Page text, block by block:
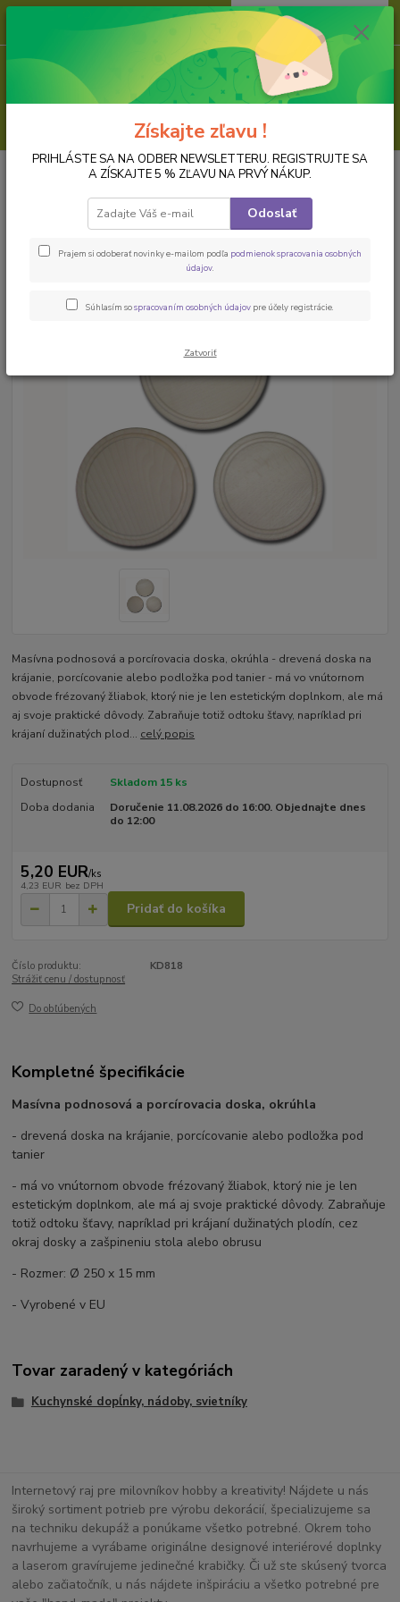
ks
za 0,00 EUR
PREDMETY K DOZDOBENIU Dreveny polotovar
Okrúhla drevená doska na
krájanie, 25 cm
Masívna podnosová a porcírovacia doska, okrúhla - drevená doska na
krájanie, porcícovanie alebo podložka pod tanier - má vo vnútornom
obvode frézovaný žliabok, ktorý nie je len estetickým doplnkom, ale má
aj svoje praktické dôvody. Zabraňuje totiž odtoku šťavy, napríklad pri
krájaní dužinatých plod... celý popis
Dostupnosť
Skladom 15 ks
Doba dodania
Doručenie 11.08.2026 do 16:00. Objednajte dnes
do 12:00
5,20 EUR/ks
4,23 EUR bez DPH
Pridať do košíka
Číslo produktu:
KD818
Strážiť cenu / dostupnosť
Do obľúbených
Kompletné špecifikácie
Masívna podnosová a porcírovacia doska, okrúhla
- drevená doska na krájanie, porcícovanie alebo podložka pod
tanier
- má vo vnútornom obvode frézovaný žliabok, ktorý nie je len
estetickým doplnkom, ale má aj svoje praktické dôvody. Zabraňuje
totiž odtoku šťavy, napríklad pri krájaní dužinatých plodín, cez
okraj dosky a zašpineniu stola alebo obrusu
- Rozmer: Ø 250 x 15 mm
- Vyrobené v EU
Tovar zaradený v kategóriách
Kuchynské dopĺnky, nádoby, svietníky
Internetový raj pre milovníkov hobby a kreativity! Nájdete u nás
široký sortiment potrieb pre výrobu dekorácií, špecializujeme sa
na techniku dekupáž a ponúkame všetko potrebné. Okrem toho
navrhujeme a vyrábame originálne designové interiérové doplnky
a laserom gravírujeme jedinečné krabičky. Či už ste skúsený tvorca
alebo začiatočník, u nás nájdete inšpiráciu a všetko potrebné pre
Získajte zľavu !
PRIHLÁSTE SA NA ODBER NEWSLETTERU. REGISTRUJTE SA
A ZÍSKAJTE 5 % ZĽAVU NA PRVÝ NÁKUP.
Odoslať
Prajem si odoberať novinky e-mailom podľa podmienok spracovania osobných
údajov.
Súhlasím sospracovaním osobných údajov pre účely registrácie.
Zatvoriť